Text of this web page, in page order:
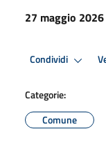
27 maggio 2026
Condividi
Categorie:
Comune